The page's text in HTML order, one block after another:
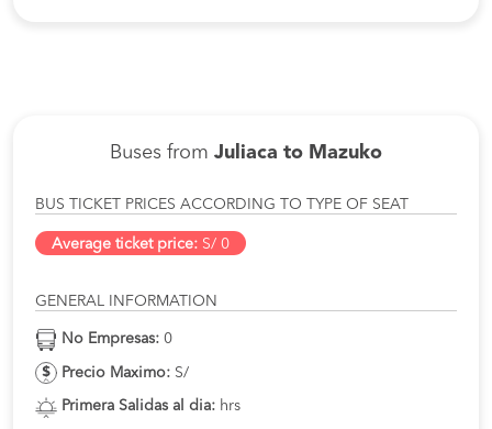
Buses from Juliaca to Mazuko
BUS TICKET PRICES ACCORDING TO TYPE OF SEAT
Average ticket price: S/ 0
GENERAL INFORMATION
No Empresas: 0
Precio Maximo: S/
Primera Salidas al dia: hrs